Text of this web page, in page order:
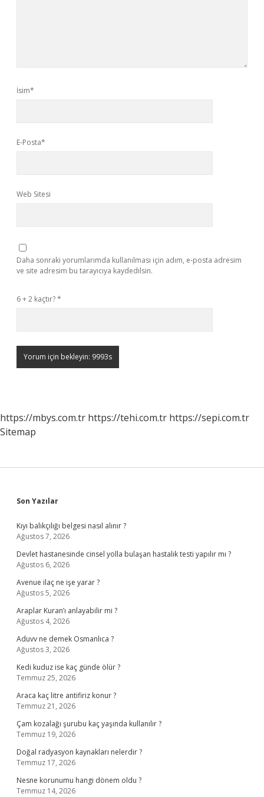
İsim*
E-Posta*
Web Sitesi
Daha sonraki yorumlarımda kullanılması için adım, e-posta adresim
ve site adresim bu tarayıcıya kaydedilsin.
6 + 2 kaçtır?*
https://mbys.com.tr https://tehi.com.tr https://sepi.com.tr
Sitemap
Sidebar
Son Yazılar
Kıyı balıkçılığı belgesi nasıl alınır ?
Ağustos 7, 2026
Devlet hastanesinde cinsel yolla bulaşan hastalık testi yapılır mı ?
Ağustos 6, 2026
Avenue ilaç ne işe yarar ?
Ağustos 5, 2026
Araplar Kuran’ı anlayabilir mi ?
Ağustos 4, 2026
Aduvv ne demek Osmanlıca ?
Ağustos 3, 2026
Kedi kuduz ise kaç günde ölür ?
Temmuz 25, 2026
Araca kaç litre antifiriz konur ?
Temmuz 21, 2026
Çam kozalağı şurubu kaç yaşında kullanılır ?
Temmuz 19, 2026
Doğal radyasyon kaynakları nelerdir ?
Temmuz 17, 2026
Nesne korunumu hangi dönem oldu ?
Temmuz 14, 2026